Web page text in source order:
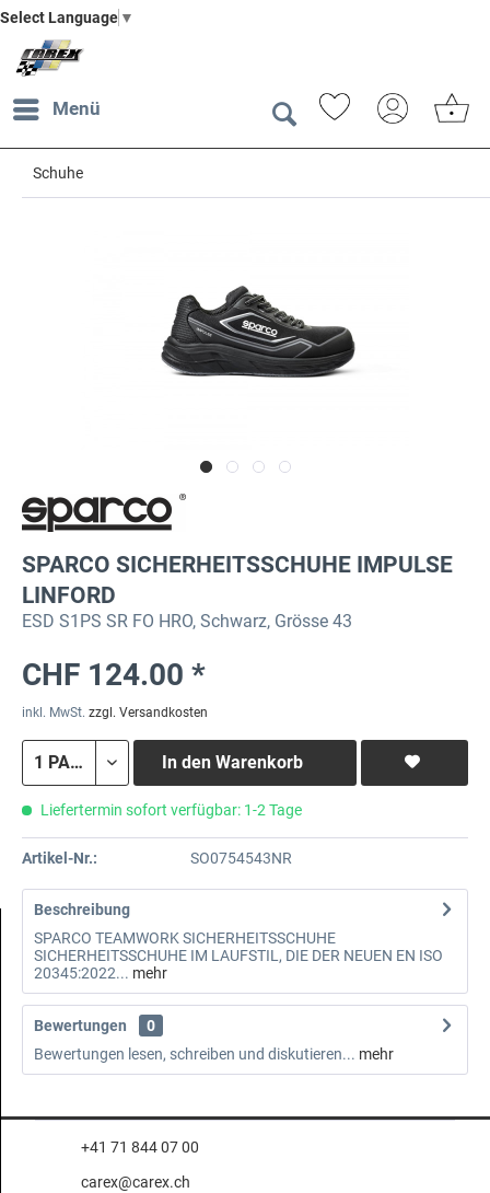
Select Language ▼
Menü
Schuhe
SPARCO SICHERHEITSSCHUHE IMPULSE
LINFORD
ESD S1PS SR FO HRO, Schwarz, Grösse 43
CHF 124.00 *
inkl. MwSt. zzgl. Versandkosten
In den Warenkorb
Liefertermin sofort verfügbar: 1-2 Tage
Artikel-Nr.: SO0754543NR
Beschreibung
SPARCO TEAMWORK SICHERHEITSSCHUHE
SICHERHEITSSCHUHE IM LAUFSTIL, DIE DER NEUEN EN ISO
20345:2022... mehr
Bewertungen
0
Bewertungen lesen, schreiben und diskutieren... mehr
+41 71 844 07 00
carex@carex.ch